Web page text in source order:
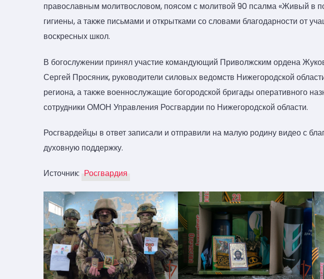
православным молитвословом, поясом с молитвой 90 псалма «Живый в
гигиены, а также письмами и открытками со словами благодарности от
воскресных школ.
В богослужении принял участие командующий Приволжским ордена
Сергей Просяник, руководители силовых ведомств Нижегородской
региона, а также военнослужащие богородской бригады оперативного
сотрудники ОМОН Управления Росгвардии по Нижегородской области.
Росгвардейцы в ответ записали и отправили на малую родину видео с
духовную поддержку.
Источник: Росгвардия